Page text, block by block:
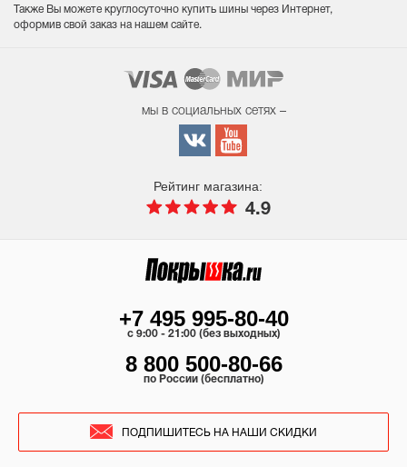
Также Вы можете круглосуточно купить шины через Интернет,
оформив свой заказ на нашем сайте.
мы в социальных сетях –
Рейтинг магазина:
4.9
+7 495 995-80-40
c 9:00 - 21:00 (без выходных)
8 800 500-80-66
по России (бесплатно)
ПОДПИШИТЕСЬ НА НАШИ СКИДКИ